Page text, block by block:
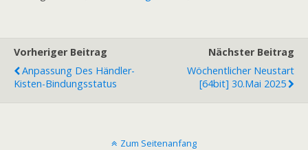
Vorheriger Beitrag
Anpassung Des Händler-
Kisten-Bindungsstatus
Nächster Beitrag
Wöchentlicher Neustart
[64bit] 30.Mai 2025
Zum Seitenanfang